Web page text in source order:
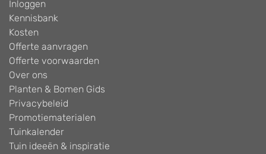
Inloggen
Kennisbank
Kosten
Offerte aanvragen
Offerte voorwaarden
Over ons
Planten & Bomen Gids
Privacybeleid
Promotiematerialen
Tuinkalender
Tuin ideeën & inspiratie